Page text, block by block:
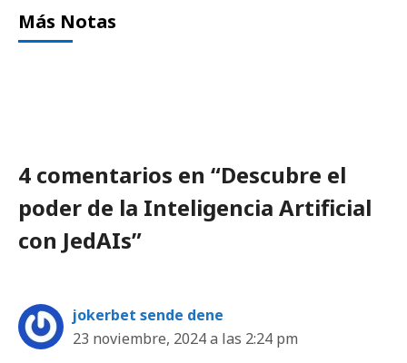
Más Notas
4 comentarios en “Descubre el
poder de la Inteligencia Artificial
con JedAIs”
jokerbet sende dene
23 noviembre, 2024 a las 2:24 pm